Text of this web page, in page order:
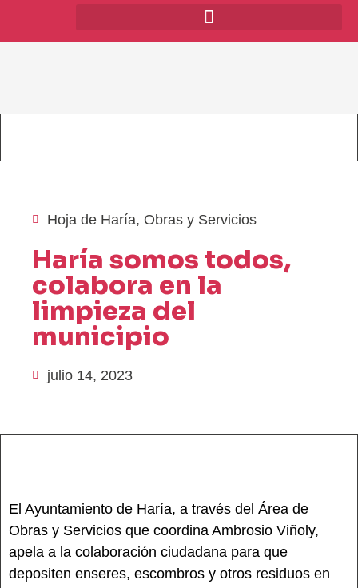
Hoja de Haría, Obras y Servicios
Haría somos todos,
colabora en la
limpieza del
municipio
julio 14, 2023
El Ayuntamiento de Haría, a través del Área de
Obras y Servicios que coordina Ambrosio Viñoly,
apela a la colaboración ciudadana para que
depositen enseres, escombros y otros residuos en